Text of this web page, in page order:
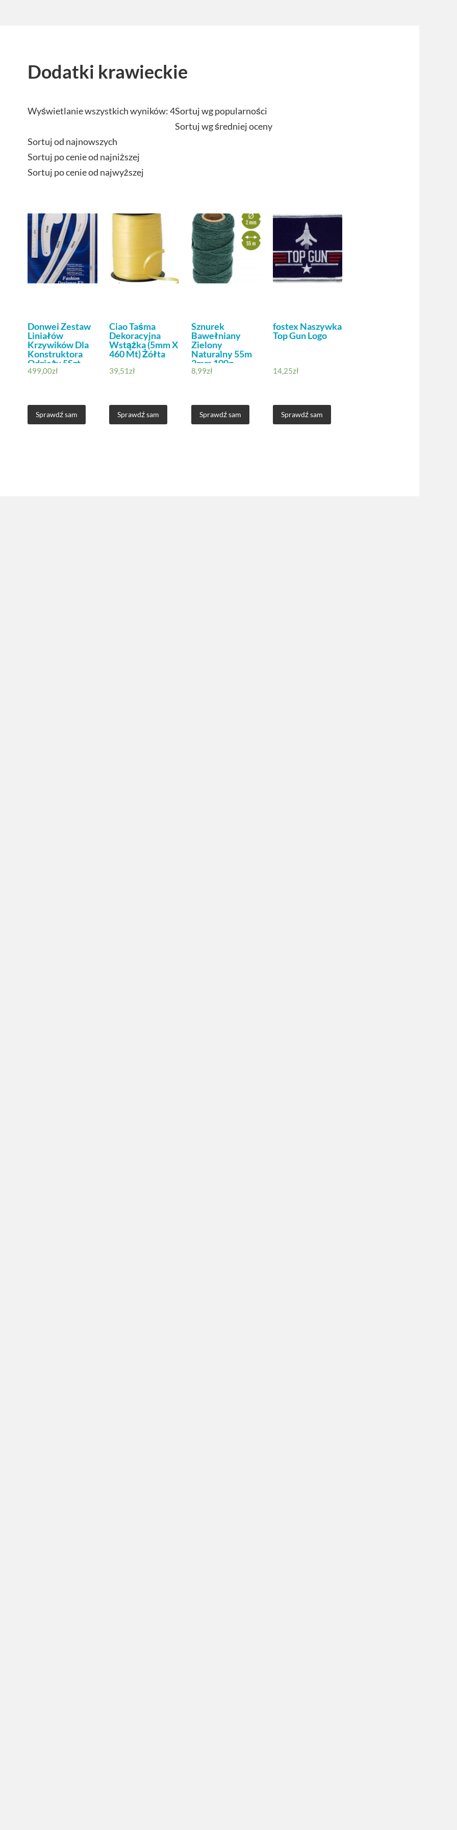
Dodatki krawieckie
Wyświetlanie wszystkich wyników: 4Sortuj wg popularności
Sortuj wg średniej oceny
Sortuj od najnowszych
Sortuj po cenie od najniższej
Sortuj po cenie od najwyższej
Donwei Zestaw
Liniałów
Krzywików Dla
Konstruktora
Odzieży 5Szt
Aluminium
499,00zł
Sprawdź sam
Ciao Taśma
Dekoracyjna
Wstążka (5mm X
460 Mt) Żółta
39,51zł
Sprawdź sam
Sznurek
Bawełniany
Zielony
Naturalny 55m
2mm 100g
8,99zł
Sprawdź sam
fostex Naszywka
Top Gun Logo
14,25zł
Sprawdź sam